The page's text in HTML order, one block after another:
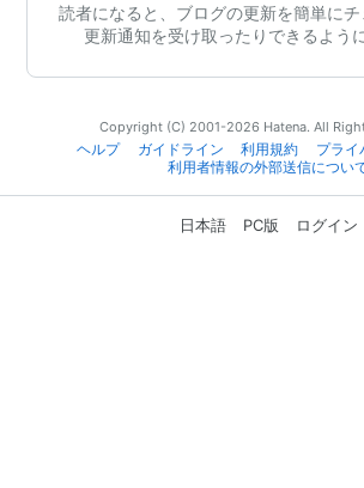
読者になると、ブログの更新を簡単にチ
更新通知を受け取ったりできるよう
Copyright (C) 2001-2026 Hatena. All
ヘルプ
ガイドライン 利用規約
プライ
利用者情報の外部送信につい
日本語 PC版 ログイン